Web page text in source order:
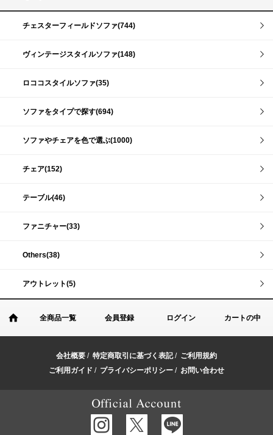
チェスターフィールドソファ(744)
ヴィンテージスタイルソファ(148)
ロココスタイルソファ(35)
ソファをタイプで探す(694)
ソファやチェアを色で選ぶ(1000)
チェア(152)
テーブル(46)
ファニチャー(33)
Others(38)
アウトレット(5)
全商品一覧 会員登録 ログイン カートの中
会社概要 / 特定商取引に基づく表記/ ご利用規約
ご利用ガイド / プライバシーポリシー / お問い合わせ